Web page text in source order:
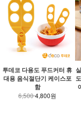
투데코 다용도 푸드커터 휴
대용 음식절단기 케이스포
함
6,5004,800원